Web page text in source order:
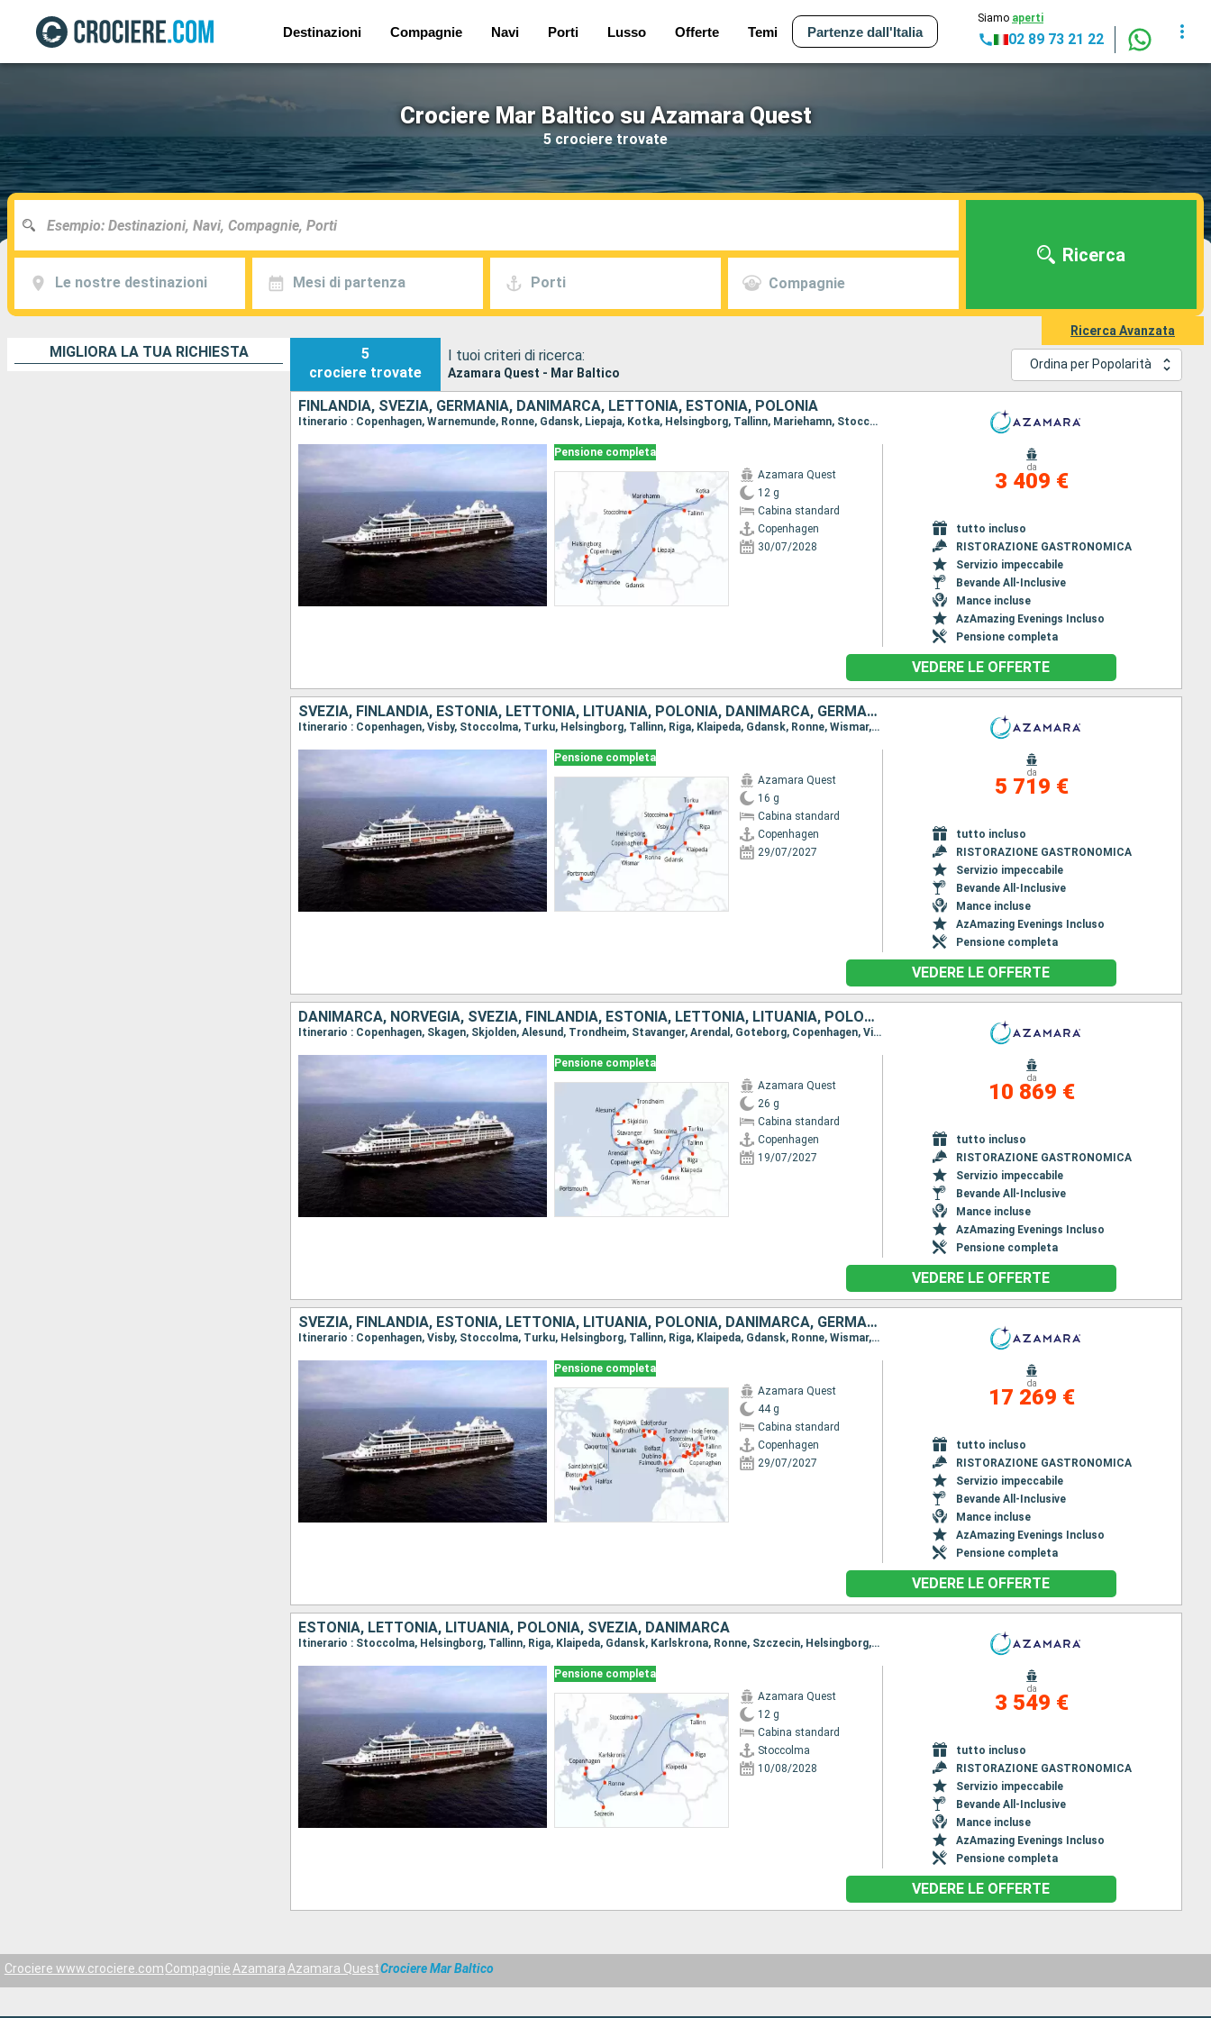
Destinazioni Compagnie Navi Porti Lusso Offerte Temi Partenze dall'Italia
Siamo aperti
02 89 73 21 22
Crociere Mar Baltico su Azamara Quest
5 crociere trovate
Le nostre destinazioni Mesi di partenza Porti Compagnie
Ricerca
Ricerca Avanzata
MIGLIORA LA TUA RICHIESTA
5
crociere trovate
I tuoi criteri di ricerca:
Azamara Quest - Mar Baltico
Ordina per Popolarità
FINLANDIA, SVEZIA, GERMANIA, DANIMARCA, LETTONIA, ESTONIA, POLONIA
Itinerario : Copenhagen, Warnemunde, Ronne, Gdansk, Liepaja, Kotka, Helsingborg, Tallinn, Mariehamn, Stoccolma
Pensione completa
Azamara Quest
12 g
Cabina standard
Copenhagen
30/07/2028
da
3 409 €
tutto incluso
RISTORAZIONE GASTRONOMICA
Servizio impeccabile
Bevande All-Inclusive
Mance incluse
AzAmazing Evenings Incluso
Pensione completa
VEDERE LE OFFERTE
SVEZIA, FINLANDIA, ESTONIA, LETTONIA, LITUANIA, POLONIA, DANIMARCA, GERMANIA, REGNO UNITO
Itinerario : Copenhagen, Visby, Stoccolma, Turku, Helsingborg, Tallinn, Riga, Klaipeda, Gdansk, Ronne, Wismar, Canale di Kiel, Portsmouth
Pensione completa
Azamara Quest
16 g
Cabina standard
Copenhagen
29/07/2027
da
5 719 €
tutto incluso
RISTORAZIONE GASTRONOMICA
Servizio impeccabile
Bevande All-Inclusive
Mance incluse
AzAmazing Evenings Incluso
Pensione completa
VEDERE LE OFFERTE
DANIMARCA, NORVEGIA, SVEZIA, FINLANDIA, ESTONIA, LETTONIA, LITUANIA, POLONIA, GERMANIA, REGNO UNITO
Itinerario : Copenhagen, Skagen, Skjolden, Alesund, Trondheim, Stavanger, Arendal, Goteborg, Copenhagen, Visby, Stoccolma, Turku, Helsingborg, Tallinn, Riga, Klaipeda, Gdansk, Ronne, Wismar, Canale di Kiel, Portsmouth
Pensione completa
Azamara Quest
26 g
Cabina standard
Copenhagen
19/07/2027
da
10 869 €
tutto incluso
RISTORAZIONE GASTRONOMICA
Servizio impeccabile
Bevande All-Inclusive
Mance incluse
AzAmazing Evenings Incluso
Pensione completa
VEDERE LE OFFERTE
SVEZIA, FINLANDIA, ESTONIA, LETTONIA, LITUANIA, POLONIA, DANIMARCA, GERMANIA, REGNO UNITO, IRLANDA, LSOLE FAERÖER, ISLANDA, GROENLANDIA, CANADA, STATI UNITI
Itinerario : Copenhagen, Visby, Stoccolma, Turku, Helsingborg, Tallinn, Riga, Klaipeda, Gdansk, Ronne, Wismar, Canale di Kiel, Portsmouth, Falmouth, Dublino, Belfast, Torshavn - Isole Feroe, Runavik, Eskifjordur, Husavik, Akureyri, Isafjordhur, Reykjanes, Reykjavik, Prins Christian Sund, Nanortalik, Qaqortoq, Nuuk, Saint John's, Halifax, Lunenbourg, Portland - Maine (East Coast), Boston, Canale del capo cod, Newport - port (Rhode Island), New York
Pensione completa
Azamara Quest
44 g
Cabina standard
Copenhagen
29/07/2027
da
17 269 €
tutto incluso
RISTORAZIONE GASTRONOMICA
Servizio impeccabile
Bevande All-Inclusive
Mance incluse
AzAmazing Evenings Incluso
Pensione completa
VEDERE LE OFFERTE
ESTONIA, LETTONIA, LITUANIA, POLONIA, SVEZIA, DANIMARCA
Itinerario : Stoccolma, Helsingborg, Tallinn, Riga, Klaipeda, Gdansk, Karlskrona, Ronne, Szczecin, Helsingborg, Copenhagen
Pensione completa
Azamara Quest
12 g
Cabina standard
Stoccolma
10/08/2028
da
3 549 €
tutto incluso
RISTORAZIONE GASTRONOMICA
Servizio impeccabile
Bevande All-Inclusive
Mance incluse
AzAmazing Evenings Incluso
Pensione completa
VEDERE LE OFFERTE
Crociere www.crociere.comCompagnieAzamaraAzamara QuestCrociere Mar Baltico